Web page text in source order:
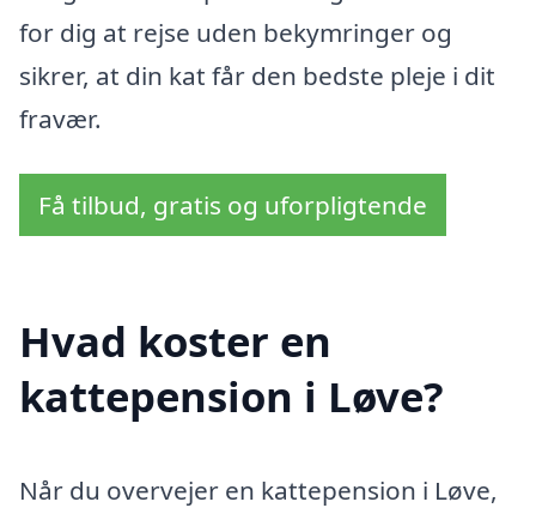
for dig at rejse uden bekymringer og
sikrer, at din kat får den bedste pleje i dit
fravær.
Få tilbud, gratis og uforpligtende
Hvad koster en
kattepension i Løve?
Når du overvejer en kattepension i Løve,